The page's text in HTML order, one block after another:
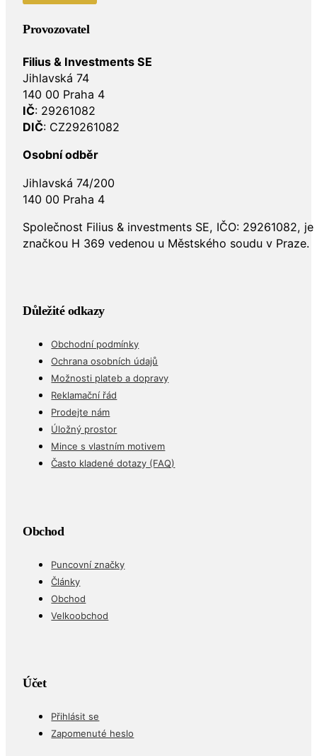
Provozovatel
Filius & Investments SE
Jihlavská 74
140 00 Praha 4
IČ: 29261082
DIČ: CZ29261082
Osobní odběr
Jihlavská 74/200
140 00 Praha 4
Společnost Filius & investments SE, IČO: 29261082,
značkou H 369 vedenou u Městského soudu v Praze.
Důležité odkazy
Obchodní podmínky
Ochrana osobních údajů
Možnosti plateb a dopravy
Reklamační řád
Prodejte nám
Úložný prostor
Mince s vlastním motivem
Často kladené dotazy (FAQ)
Obchod
Puncovní značky
Články
Obchod
Velkoobchod
Účet
Přihlásit se
Zapomenuté heslo